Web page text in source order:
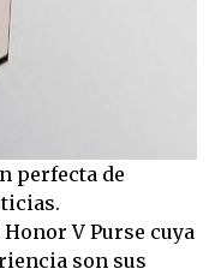
perfecta de
V Purse cuya
son sus